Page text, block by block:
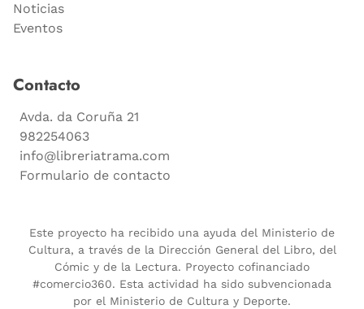
Noticias
Eventos
Contacto
Avda. da Coruña 21
982254063
info@libreriatrama.com
Formulario de contacto
Este proyecto ha recibido una ayuda del Ministerio de
Cultura, a través de la Dirección General del Libro, del
Cómic y de la Lectura. Proyecto cofinanciado
#comercio360. Esta actividad ha sido subvencionada
por el Ministerio de Cultura y Deporte.